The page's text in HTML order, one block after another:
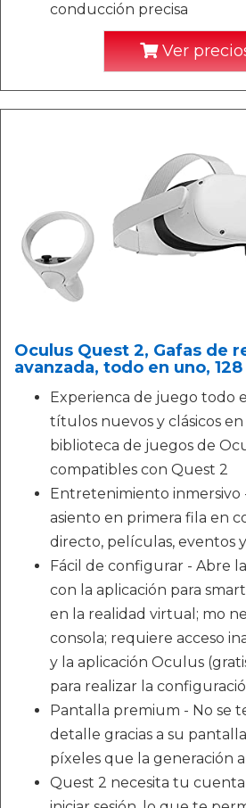
conducción precisa
Ver
Oculus Quest 2, Gafas de
avanzada, todo en uno, 128
Experienca de juego todo
títulos nuevos y clásicos
biblioteca de juegos de
compatibles con Quest 2
Entretenimiento inmersivo
asiento en primera fila en
directo, películas, eventos
Fácil de configurar - Abre
con la aplicación para
en la realidad virtual; mo
consola; requiere acceso
y la aplicación Oculus
para realizar la
Pantalla premium - No se
detalle gracias a su
píxeles que la generación
Quest 2 necesita tu